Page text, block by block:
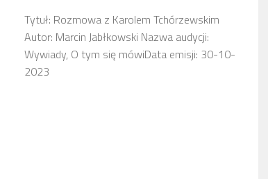
Tytuł: Rozmowa z Karolem Tchórzewskim
Autor: Marcin Jabłkowski Nazwa audycji:
Wywiady, O tym się mówiData emisji: 30-10-
2023